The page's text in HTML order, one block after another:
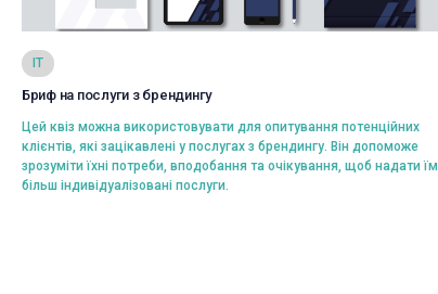
IT
Бриф на послуги з брендингу
Цей квіз можна використовувати для опитування потенційних
клієнтів, які зацікавлені у послугах з брендингу. Він допоможе
зрозуміти їхні потреби, вподобання та очікування, щоб надати їм
більш індивідуалізовані послуги.